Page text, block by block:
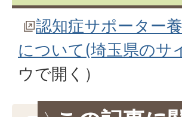
認知症サポーター
について(埼玉県のサ
ウで開く）